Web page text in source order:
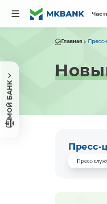
МОЙ БАНК
Главная
Пресс-
Пресс-